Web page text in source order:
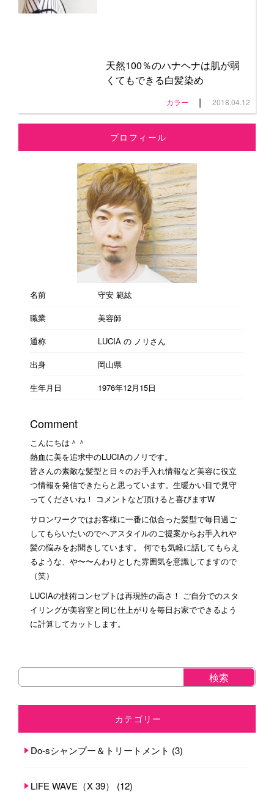
天然100％のハナヘナは肌が弱
くてもできる白髪染め
カラー | 2018.04.12
プロフィール
名前
守安 範紘
職業
美容師
通称
LUCIA の ノリさん
出身
岡山県
生年月日
1976年12月15日
Comment
こんにちは＾＾
熱血に美を追求中のLUCIAのノリです。
皆さんの素敵な髪型と日々のお手入れ情報など美容に役立
つ情報を発信できたらと思っています。生暖かい目で見守
ってくださいね！ コメントなど頂けると喜びますW
サロンワークではお客様に一番に似合った髪型で毎日過ご
してもらいたいのでヘアスタイルのご提案からお手入れや
髪の悩みをお聞きしています。 何でも気軽に話してもらえ
るような、や〜〜んわりとした雰囲気を意識してますので
（笑）
LUCIAの技術コンセプトは再現性の高さ！ ご自分でのスタ
イリングが美容室と同じ仕上がりを毎日お家でできるよう
に計算してカットします。
カテゴリー
Do-sシャンプー＆トリートメント (3)
LIFE WAVE（X 39） (12)